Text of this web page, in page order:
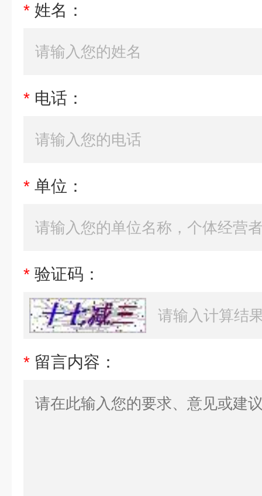
* 姓名：
* 电话：
* 单位：
* 验证码：
* 留言内容：